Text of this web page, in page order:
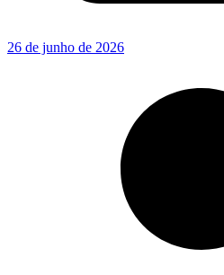
26 de junho de 2026